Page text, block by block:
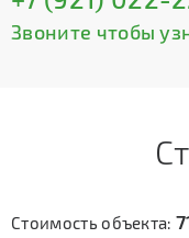
Звоните чтобы
Стоимость объекта: